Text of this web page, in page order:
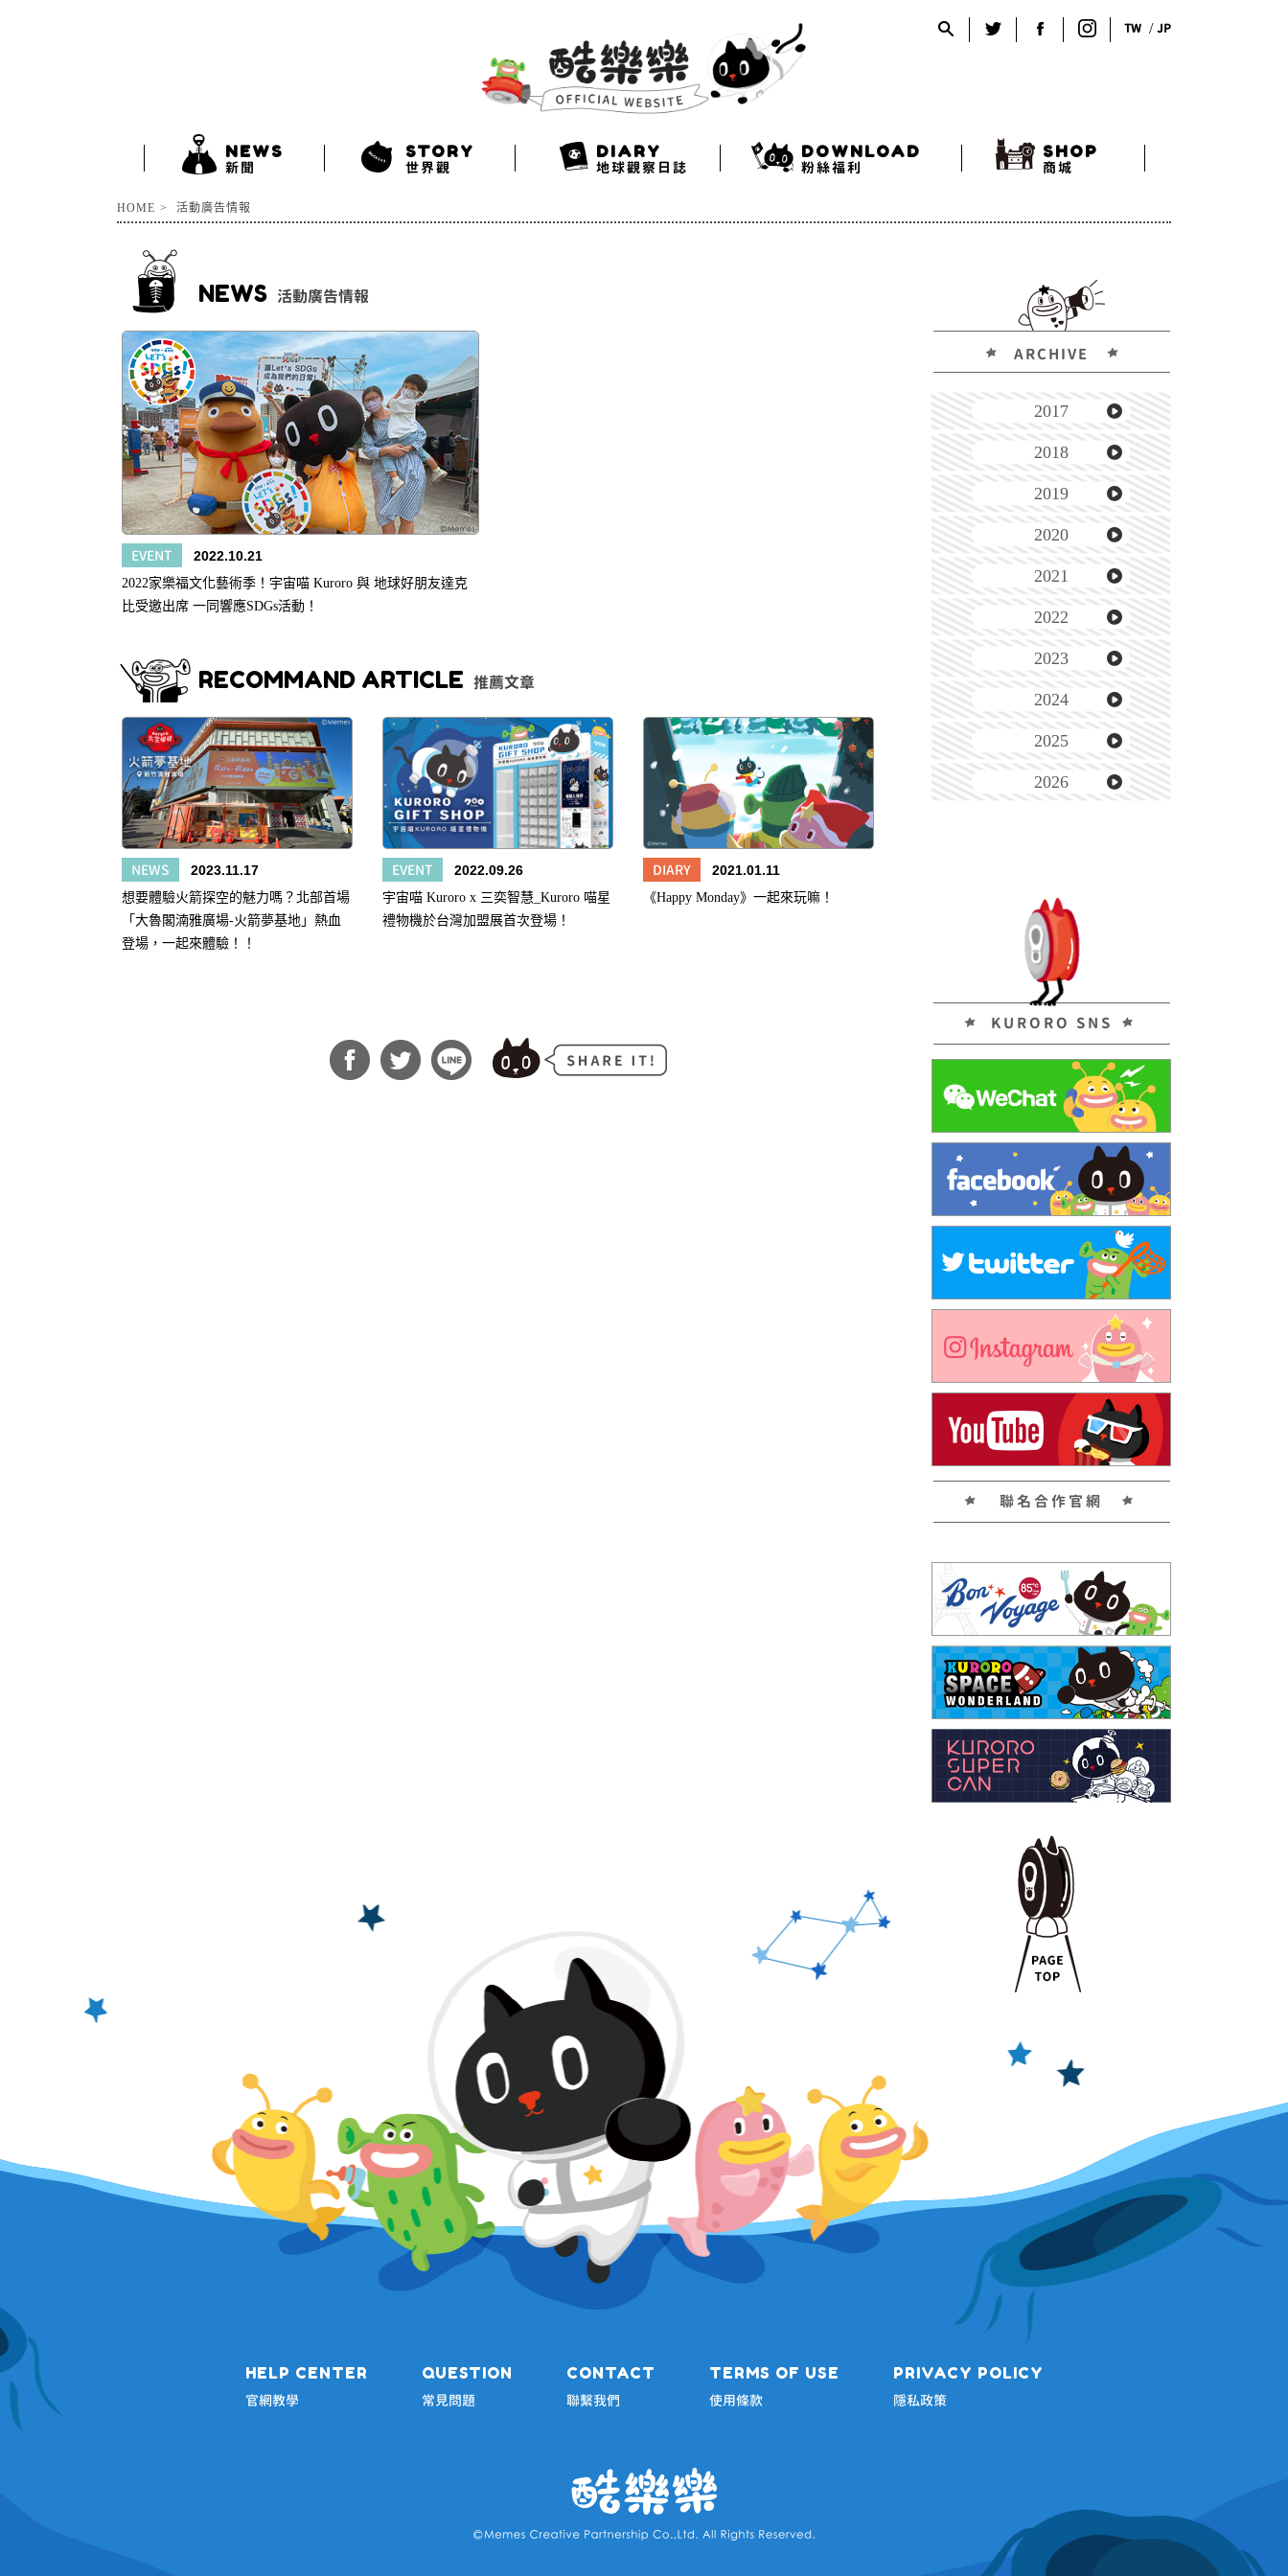
NEWS
新聞
STORY
世界觀
DIARY
地球觀察日誌
DOWNLOAD
粉絲福利
SHOP
商城
TW JP
HOME 活動廣告情報
NEWS 活動廣告情報
EVENT 2022.10.21
2022家樂福文化藝術季！宇宙喵 Kuroro 與 地球好朋友達克
比受邀出席 一同響應SDGs活動！
RECOMMAND ARTICLE 推薦文章
NEWS 2023.11.17
想要體驗火箭探空的魅力嗎？北部首場
「大魯閣湳雅廣場-火箭夢基地」熱血
登場，一起來體驗！！
EVENT 2022.09.26
宇宙喵 Kuroro x 三奕智慧_Kuroro 喵星
禮物機於台灣加盟展首次登場！
DIARY 2021.01.11
《Happy Monday》一起來玩嘛！
ARCHIVE
2017
2018
2019
2020
2021
2022
2023
2024
2025
2026
KURORO SNS
聯名合作官網
HELP CENTER
官網教學
QUESTION
常見問題
CONTACT
聯繫我們
TERMS OF USE
使用條款
PRIVACY POLICY
隱私政策